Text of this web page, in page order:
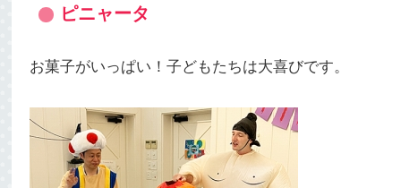
ピニャータ
お菓子がいっぱい！子どもたちは大喜びです。